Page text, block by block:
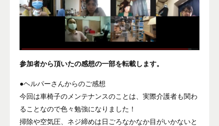
参加者から頂いたの感想の一部を転載します。
●ヘルパーさんからのご感想
今回は車椅子のメンテナンスのことは、実際介護者も関わ
ることなので色々勉強になりました！
掃除や空気圧、ネジ締めは日ごろなかなか目がいかないと